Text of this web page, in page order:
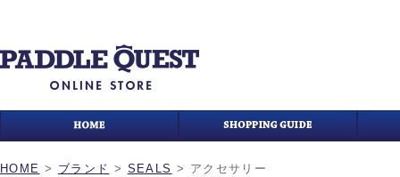
HOME > ブランド > SEALS > アクセサリー